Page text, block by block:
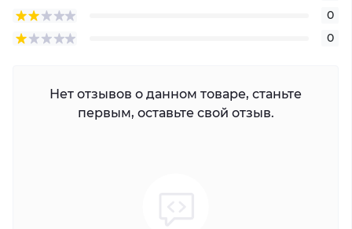
0
0
Нет отзывов о данном товаре, станьте
первым, оставьте свой отзыв.